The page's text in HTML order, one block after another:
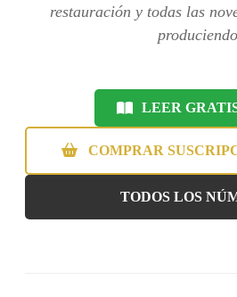
restauración y todas las
LEER
COMPRAR
TODOS LOS